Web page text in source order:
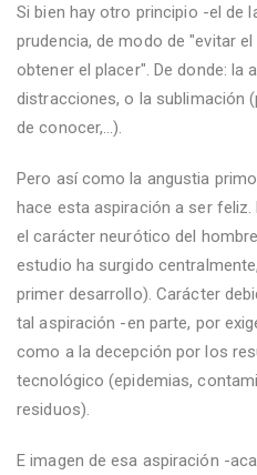
Si bien hay otro principio -el de
prudencia, de modo de "evitar
obtener el placer". De donde: la
distracciones, o la sublimación
de conocer,...).
Pero así como la angustia
hace esta aspiración a ser
el carácter neurótico del
estudio ha surgido
primer desarrollo). Carácter
tal aspiración -en parte, por
como a la decepción por los
tecnológico (epidemias,
residuos).
E imagen de esa aspiración -